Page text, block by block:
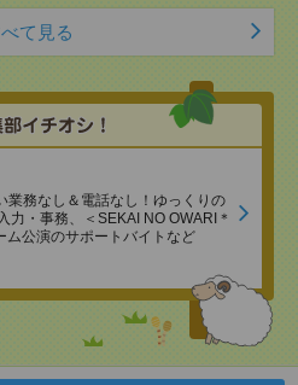
て見る
業務なし＆電話なし！ゆっくりの
力・事務、＜SEKAI NO OWARI＊
ム公演のサポートバイトなど